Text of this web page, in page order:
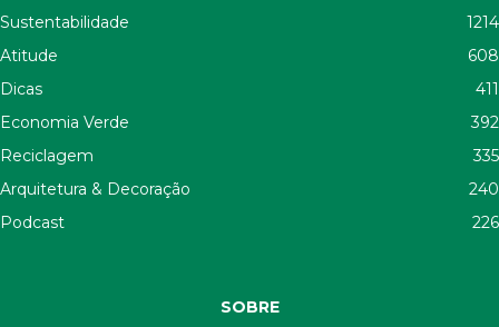
Sustentabilidade
1214
Atitude
608
Dicas
411
Economia Verde
392
Reciclagem
335
Arquitetura & Decoração
240
Podcast
226
SOBRE